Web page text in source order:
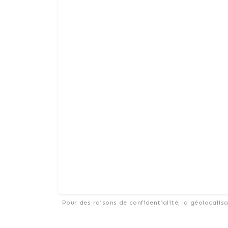
Pour des raisons de confidentialité, la